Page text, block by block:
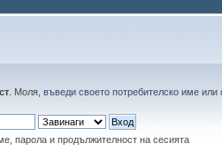
. Моля, въведи своето потребителско име или
парола и продължителност на сесията